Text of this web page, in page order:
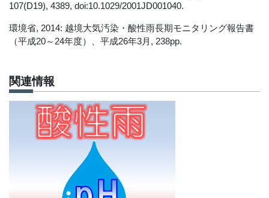
107(D19), 4389, doi:10.1029/2001JD001040.
環境省, 2014: 越境大気汚染・酸性雨長期モニタリング報告書
（平成20～24年度）、平成26年3月, 238pp.
関連情報